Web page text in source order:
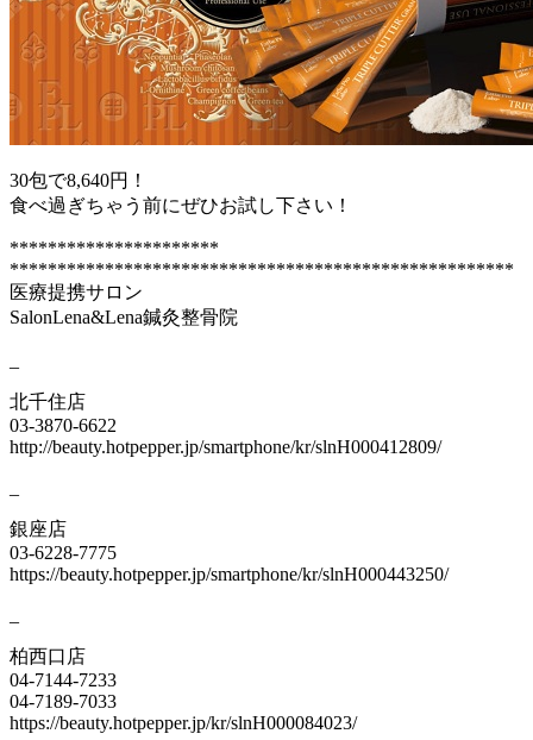
30包で8,640円！
食べ過ぎちゃう前にぜひお試し下さい！
**********************
*****************************************************
医療提携サロン
SalonLena&Lena鍼灸整骨院
北千住店
03-3870-6622
http://beauty.hotpepper.jp/smartphone/kr/slnH000412809/
銀座店
03-6228-7775
https://beauty.hotpepper.jp/smartphone/kr/slnH000443250/
柏西口店
04-7144-7233
04-7189-7033
https://beauty.hotpepper.jp/kr/slnH000084023/